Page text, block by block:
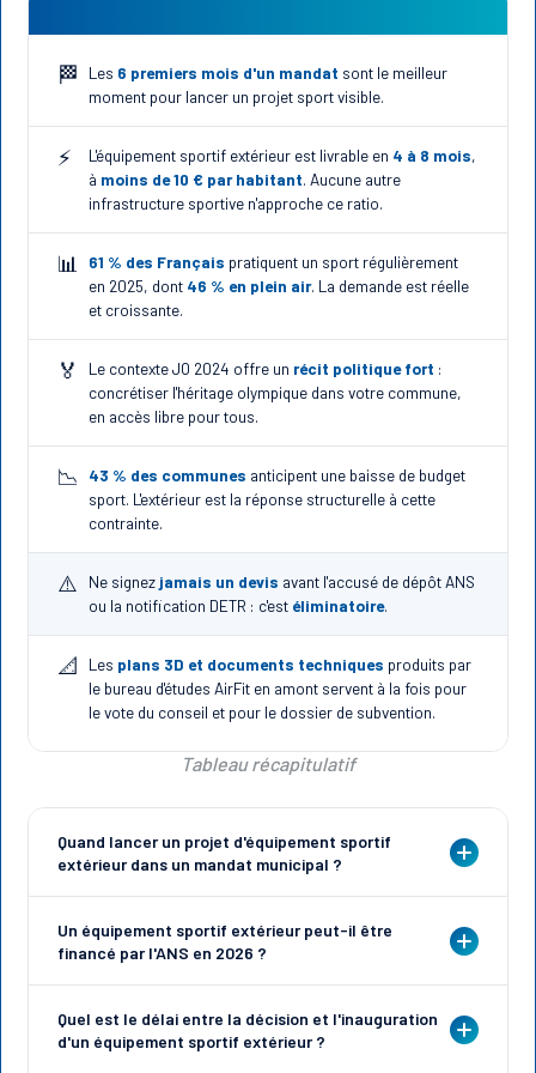
🏁 Les 6 premiers mois d'un mandat sont le meilleur
moment pour lancer un projet sport visible.
⚡ L'équipement sportif extérieur est livrable en 4 à 8 mois,
à moins de 10 € par habitant. Aucune autre
infrastructure sportive n'approche ce ratio.
📊 61 % des Français pratiquent un sport régulièrement
en 2025, dont 46 % en plein air. La demande est réelle
et croissante.
🏅 Le contexte JO 2024 offre un récit politique fort :
concrétiser l'héritage olympique dans votre commune,
en accès libre pour tous.
📉 43 % des communes anticipent une baisse de budget
sport. L'extérieur est la réponse structurelle à cette
contrainte.
⚠️ Ne signez jamais un devis avant l'accusé de dépôt ANS
ou la notification DETR : c'est éliminatoire.
📐 Les plans 3D et documents techniques produits par
le bureau d'études AirFit en amont servent à la fois pour
le vote du conseil et pour le dossier de subvention.
Tableau récapitulatif
Quand lancer un projet d'équipement sportif
extérieur dans un mandat municipal ?
Un projet lancé au printemps 2026 peut être inauguré avant
fin 2026, donnant un premier acte politique visible dès la
première année. C'est le seul type d'infrastructure sportive qui
permet cette temporalité.
Un équipement sportif extérieur peut-il être
financé par l'ANS en 2026 ?
ouvert en continu sur InfraSport. Règle absolue :ne signer
aucun devis avant l'accusé de dépôt
. Les territoires QPV
Quel est le délai entre la décision et l'inauguration
d'un équipement sportif extérieur ?